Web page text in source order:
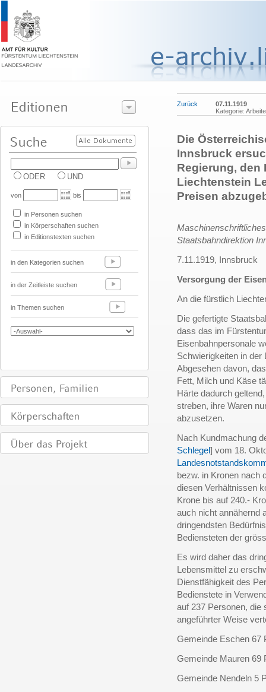
ODER UND
von bis
in Personen suchen
in Körperschaften suchen
in Editionstexten suchen
in den Kategorien suchen
in der Zeitleiste suchen
in Themen suchen
Zurück
07.11.1919
Kategorie:
Die
Innsbruck
Regierung, den
Liechtenstein
Preisen
Staatsbahndirektion
7.11.1919, Innsbruck
Versorgung der
An die fürstlich
Die gefertigte
dass das im
Eisenbahnpersonale
Schwierigkeiten in
Abgesehen davon,
Fett, Milch und Käse
Härte dadurch
streben, ihre Waren
abzusetzen.
Nach Kundmachung
Schlegel] vom 18.
bezw. in Kronen nach
diesen Verhältnissen
Krone bis auf 240.-
auch nicht annähernd
dringendsten
Bediensteten der
Es wird daher das
Lebensmittel zu
Dienstfähigkeit des
Bedienstete in
auf 237 Personen, die
angeführter Weise
Gemeinde Eschen 67
Gemeinde Mauren 69
Gemeinde Nendeln 5